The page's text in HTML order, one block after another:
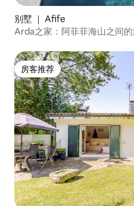
别墅 ｜ Afife
Arda之家：阿菲菲海山之间
房客推荐
房客推荐